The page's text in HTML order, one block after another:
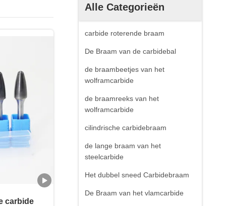
Alle Categorieën
carbide roterende braam
De Braam van de carbidebal
de braambeetjes van het
wolframcarbide
de braamreeks van het
wolframcarbide
cilindrische carbidebraam
de lange braam van het
steelcarbide
Het dubbel sneed Carbidebraam
De Braam van het vlamcarbide
carbide